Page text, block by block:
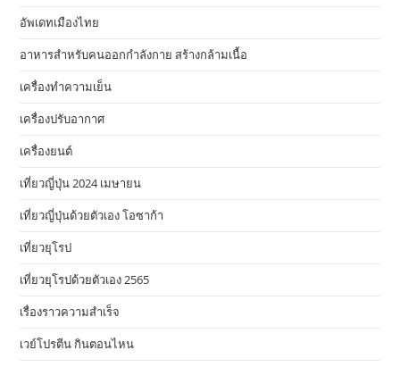
อัพเดทเมืองไทย
อาหารสําหรับคนออกกําลังกาย สร้างกล้ามเนื้อ
เครื่องทำความเย็น
เครื่องปรับอากาศ
เครื่องยนต์
เที่ยวญี่ปุ่น 2024 เมษายน
เที่ยวญี่ปุ่นด้วยตัวเอง โอซาก้า
เที่ยวยุโรป
เที่ยวยุโรปด้วยตัวเอง 2565
เรื่องราวความสำเร็จ
เวย์โปรตีน กินตอนไหน